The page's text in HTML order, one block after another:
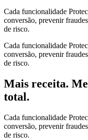
Cada funcionalidade
conversão, prevenir
de risco.
Cada funcionalidade
conversão, prevenir
de risco.
Mais receita.
total.
Cada funcionalidade
conversão, prevenir
de risco.